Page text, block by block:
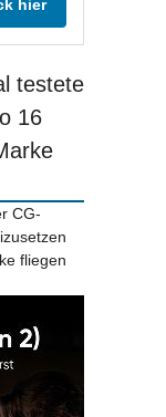
hier
testete
16
CG-
fliegen